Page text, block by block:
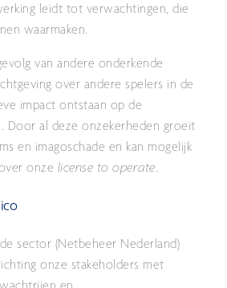
leidt tot verwachtingen, die
waarmaken.
van andere onderkende
over andere spelers in de
impact ontstaan op de
Door al deze onzekerheden groeit
en imagoschade en kan mogelijk
onze license to operate.
sector (Netbeheer Nederland)
onze stakeholders met